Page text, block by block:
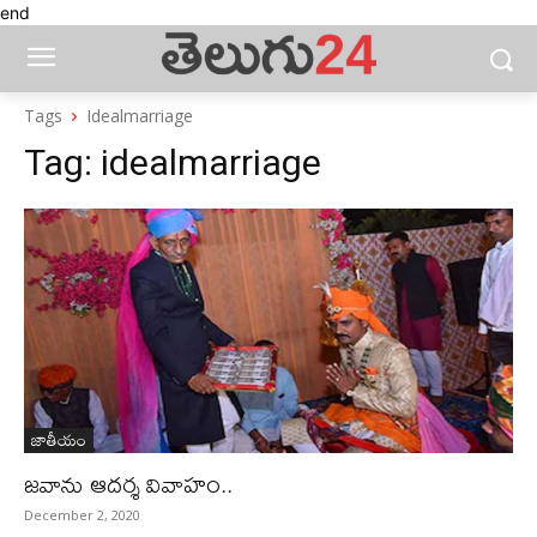
end
Tags Idealmarriage
Tag: idealmarriage
జాతీయం
జవాను ఆదర్శ వివాహం..
December 2, 2020